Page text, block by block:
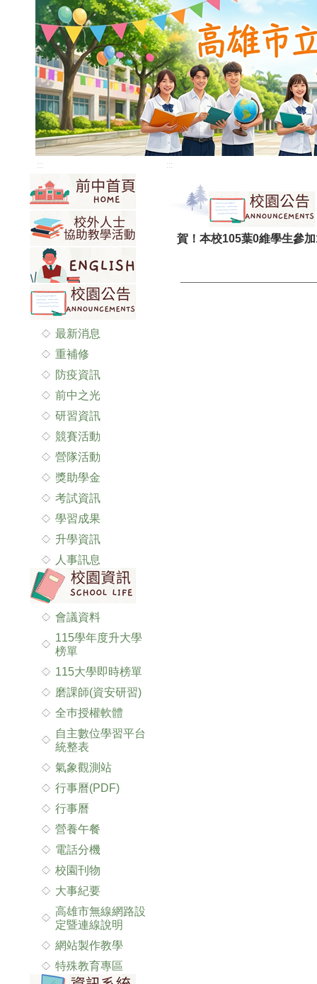
:::
最新消息
重補修
防疫資訊
前中之光
研習資訊
競賽活動
營隊活動
獎助學金
考試資訊
學習成果
升學資訊
人事訊息
會議資料
115學年度升大學
榜單
115大學即時榜單
磨課師(資安研習)
全巿授權軟體
自主數位學習平台
統整表
氣象觀測站
行事曆(PDF)
行事曆
營養午餐
電話分機
校園刊物
大事紀要
高雄市無線網路設
定暨連線說明
網站製作教學
特殊教育專區
:::
賀！本校105葉0維學生參